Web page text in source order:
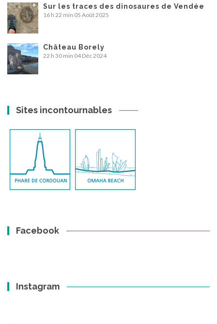
Sur les traces des dinosaures de Vendée
16 h 22 min 05 Août 2025
Château Borely
22 h 30 min 04 Déc 2024
Sites incontournables
Facebook
Instagram